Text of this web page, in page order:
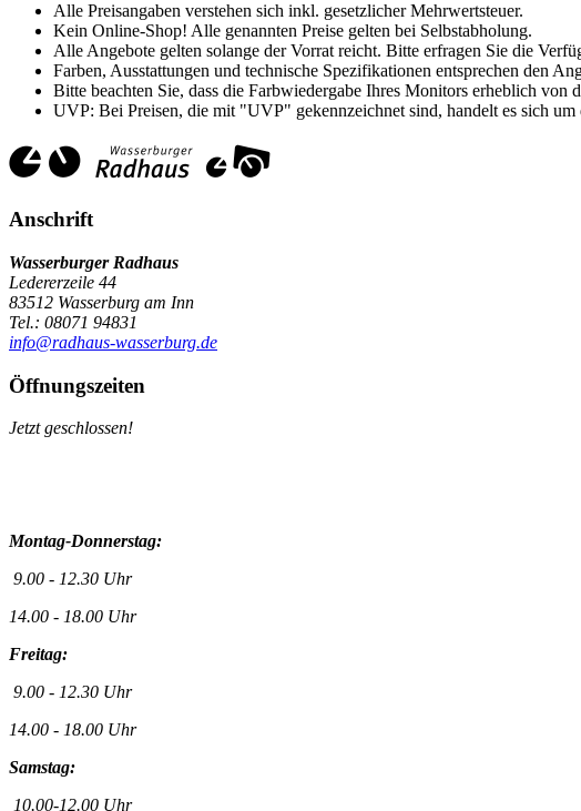
Alle Preisangaben verstehen sich inkl. gesetzlicher Mehrwertsteuer.
Kein Online-Shop! Alle genannten Preise gelten bei Selbstabholung.
Alle Angebote gelten solange der Vorrat reicht. Bitte erfragen Sie die
Farben, Ausstattungen und technische Spezifikationen entsprechen den
Bitte beachten Sie, dass die Farbwiedergabe Ihres Monitors erheblich von
UVP: Bei Preisen, die mit "UVP" gekennzeichnet sind, handelt es sich
Anschrift
Wasserburger Radhaus
Ledererzeile 44
83512 Wasserburg am Inn
Tel.: 08071 94831
info@radhaus-wasserburg.de
Öffnungszeiten
Jetzt geschlossen!
Montag-Donnerstag:
9.00 - 12.30 Uhr
14.00 - 18.00 Uhr
Freitag:
9.00 - 12.30 Uhr
14.00 - 18.00 Uhr
Samstag:
10.00-12.00 Uhr